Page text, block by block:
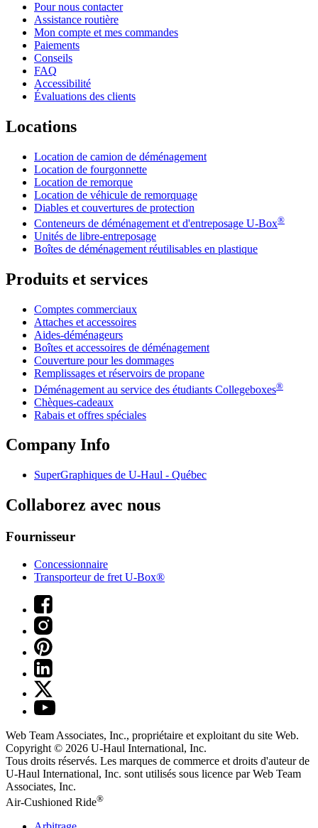
Pour nous contacter
Assistance routière
Mon compte et mes commandes
Paiements
Conseils
FAQ
Accessibilité
Évaluations des clients
Locations
Location de camion de déménagement
Location de fourgonnette
Location de remorque
Location de véhicule de remorquage
Diables et couvertures de protection
Conteneurs de déménagement et d'entreposage U-Box®
Unités de libre-entreposage
Boîtes de déménagement réutilisables en plastique
Produits et services
Comptes commerciaux
Attaches et accessoires
Aides-déménageurs
Boîtes et accessoires de déménagement
Couverture pour les dommages
Remplissages et réservoirs de propane
Déménagement au service des étudiants Collegeboxes®
Chèques-cadeaux
Rabais et offres spéciales
Company Info
SuperGraphiques de U-Haul - Québec
Collaborez avec nous
Fournisseur
Concessionnaire
Transporteur de fret U-Box®
Web Team Associates, Inc., propriétaire et exploitant du site Web.
Copyright © 2026 U-Haul International, Inc.
Tous droits réservés. Les marques de commerce et droits d'auteur de
U-Haul International, Inc. sont utilisés sous licence par Web Team
Associates, Inc.
Air-Cushioned Ride®